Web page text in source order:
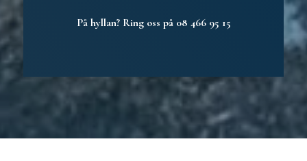
På hyllan? Ring oss på 08 466 95 15